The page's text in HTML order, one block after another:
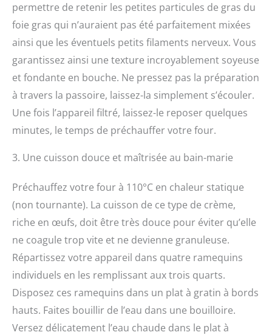
permettre de retenir les petites particules de gras du
foie gras qui n’auraient pas été parfaitement mixées
ainsi que les éventuels petits filaments nerveux. Vous
garantissez ainsi une texture incroyablement soyeuse
et fondante en bouche. Ne pressez pas la préparation
à travers la passoire, laissez-la simplement s’écouler.
Une fois l’appareil filtré, laissez-le reposer quelques
minutes, le temps de préchauffer votre four.
3. Une cuisson douce et maîtrisée au bain-marie
Préchauffez votre four à 110°C en chaleur statique
(non tournante). La cuisson de ce type de crème,
riche en œufs, doit être très douce pour éviter qu’elle
ne coagule trop vite et ne devienne granuleuse.
Répartissez votre appareil dans quatre ramequins
individuels en les remplissant aux trois quarts.
Disposez ces ramequins dans un plat à gratin à bords
hauts. Faites bouillir de l’eau dans une bouilloire.
Versez délicatement l’eau chaude dans le plat à